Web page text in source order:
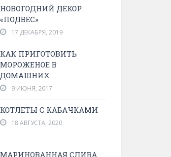
НОВОГОДНИЙ ДЕКОР
«ПОДВЕС»
17 ДЕКАБРЯ, 2019
КАК ПРИГОТОВИТЬ
МОРОЖЕНОЕ В
ДОМАШНИХ
9 ИЮНЯ, 2017
КОТЛЕТЫ С КАБАЧКАМИ
18 АВГУСТА, 2020
МАРИНОВАННАЯ СЛИВА